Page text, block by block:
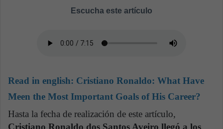
Escucha este artículo
Read in english: Cristiano Ronaldo: What Have
Meen the Most Important Goals of His Career?
Hasta la fecha de realización de este artículo,
Cristiano Ronaldo dos Santos Aveiro llegó a los